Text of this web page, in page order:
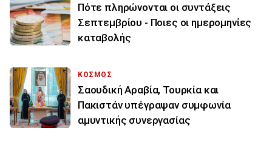
Πότε πληρώνονται οι συντάξεις
Σεπτεμβρίου - Ποιες οι ημερομηνίες
καταβολής
ΚΟΣΜΟΣ
Σαουδική Αραβία, Τουρκία και
Πακιστάν υπέγραψαν συμφωνία
αμυντικής συνεργασίας